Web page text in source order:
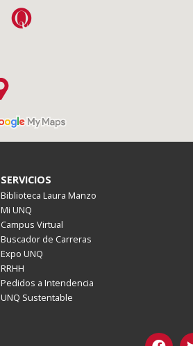
SERVICIOS
Biblioteca Laura Manzo
Mi UNQ
Campus Virtual
Buscador de Carreras
Expo UNQ
RRHH
Pedidos a Intendencia
UNQ Sustentable